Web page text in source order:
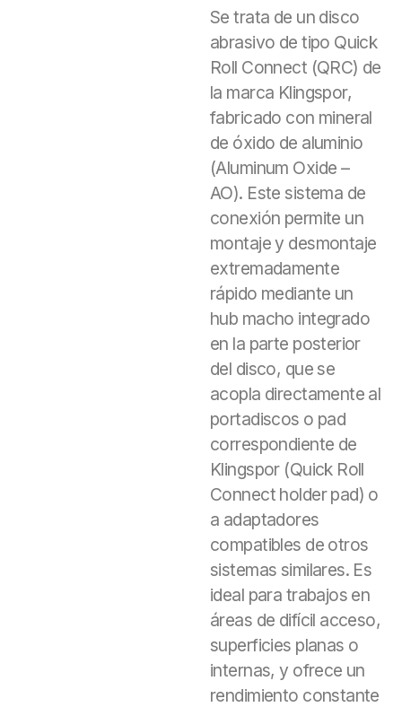
Se trata de un disco
abrasivo de tipo Quick
Roll Connect (QRC) de
la marca Klingspor,
fabricado con mineral
de óxido de aluminio
(Aluminum Oxide –
AO). Este sistema de
conexión permite un
montaje y desmontaje
extremadamente
rápido mediante un
hub macho integrado
en la parte posterior
del disco, que se
acopla directamente al
portadiscos o pad
correspondiente de
Klingspor (Quick Roll
Connect holder pad) o
a adaptadores
compatibles de otros
sistemas similares. Es
ideal para trabajos en
áreas de difícil acceso,
superficies planas o
internas, y ofrece un
rendimiento constante